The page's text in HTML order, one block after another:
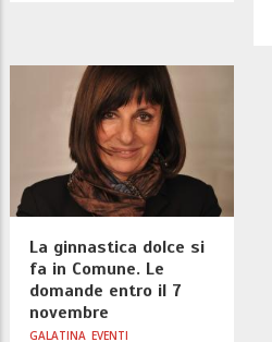
La ginnastica dolce si
fa in Comune. Le
domande entro il 7
novembre
GALATINA EVENTI